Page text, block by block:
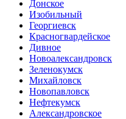
Донское
Изобильный
Георгиевск
Красногвардейское
Дивное
Новоалександровск
Зеленокумск
Михайловск
Новопавловск
Нефтекумск
Александровское